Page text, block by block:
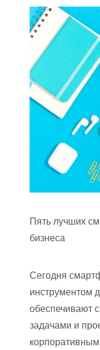
Пять лучших
бизнеса
Сегодня
инструментом
обеспечивают
задачами и